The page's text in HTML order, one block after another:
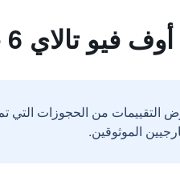
فيو تالاي 6
التقييمات من الحجوزات التي